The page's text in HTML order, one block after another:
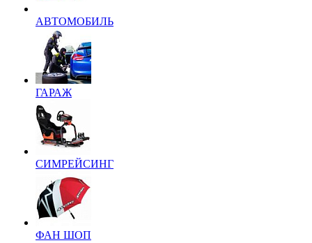
АВТОМОБИЛЬ
ГАРАЖ
СИМРЕЙСИНГ
ФАН ШОП